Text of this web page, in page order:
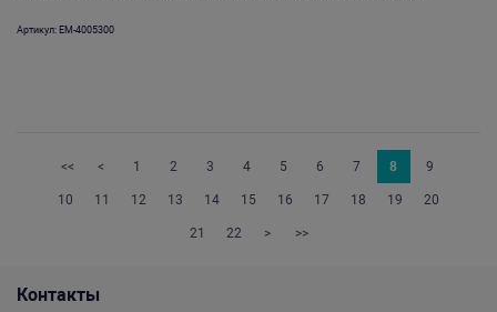
Артикул: EM-4005300
<< < 1 2 3 4 5 6 7 8 9
10 11 12 13 14 15 16 17 18 19 20
21 22 > >>
Контакты